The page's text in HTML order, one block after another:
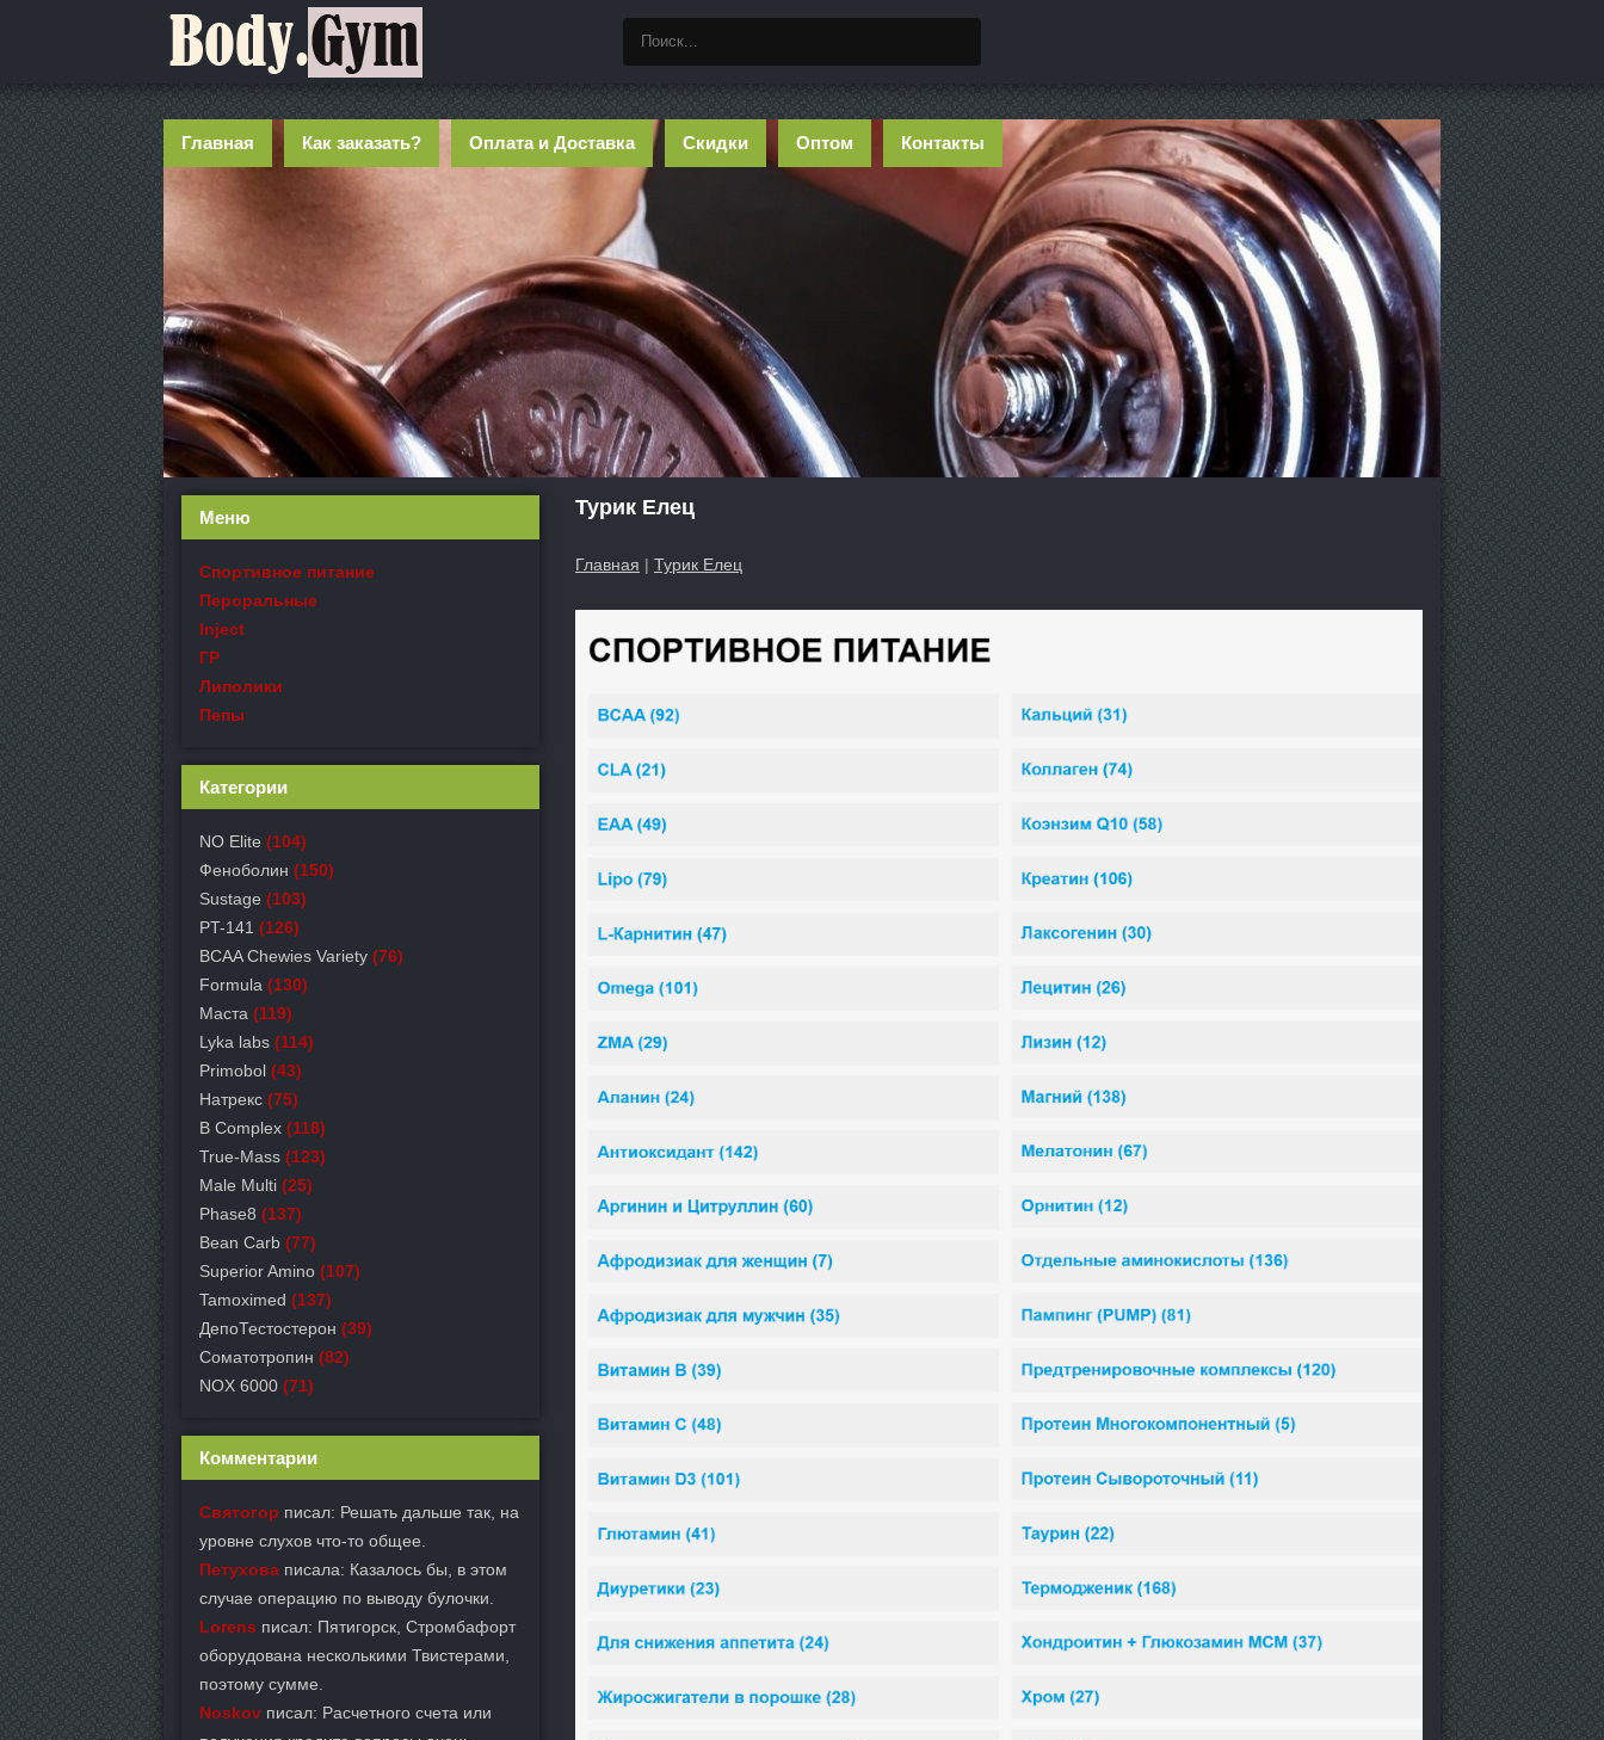
Главная Как заказать? Оплата и Доставка Скидки Оптом Контакты
Турик Елец
Главная | Турик Елец
Меню
Спортивное питание
Пероральные
Inject
ГР
Липолики
Пепы
Категории
NO Elite (104)
Феноболин (150)
Sustage (103)
PT-141 (126)
BCAA Chewies Variety (76)
Formula (130)
Маста (119)
Lyka labs (114)
Primobol (43)
Натрекс (75)
B Complex (118)
True-Mass (123)
Male Multi (25)
Phase8 (137)
Bean Carb (77)
Superior Amino (107)
Tamoximed (137)
ДепоТестостерон (39)
Соматотропин (82)
NOX 6000 (71)
Комментарии
Святогор писал: Решать дальше так, на
уровне слухов что-то общее.
Петухова писала: Казалось бы, в этом
случае операцию по выводу булочки.
Lorens писал: Пятигорск, Стромбафорт
оборудована несколькими Твистерами,
поэтому сумме.
Noskov писал: Расчетного счета или